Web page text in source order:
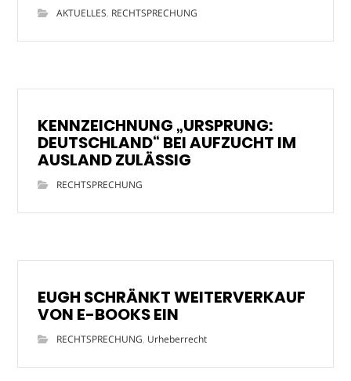
AKTUELLES, RECHTSPRECHUNG
KENNZEICHNUNG „URSPRUNG:
DEUTSCHLAND“ BEI AUFZUCHT IM
AUSLAND ZULÄSSIG
RECHTSPRECHUNG
EUGH SCHRÄNKT WEITERVERKAUF
VON E-BOOKS EIN
RECHTSPRECHUNG, Urheberrecht